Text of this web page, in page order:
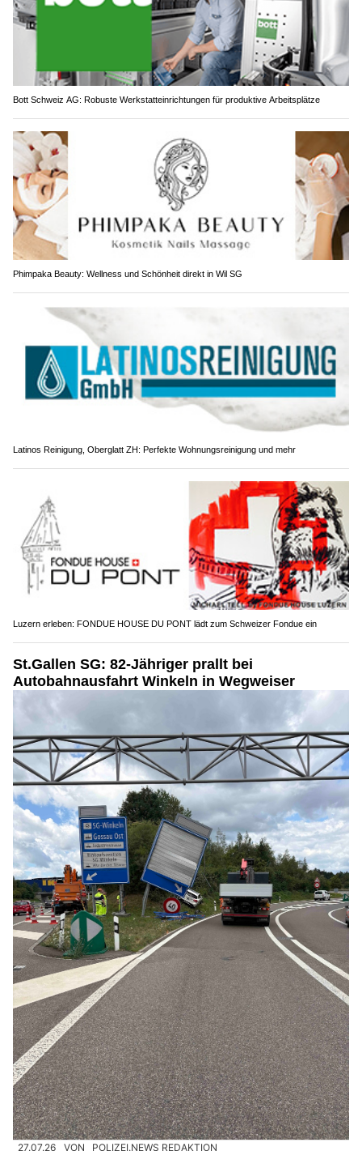
Bott Schweiz AG: Robuste Werkstatteinrichtungen für produktive Arbeitsplätze
Phimpaka Beauty: Wellness und Schönheit direkt in Wil SG
Latinos Reinigung, Oberglatt ZH: Perfekte Wohnungsreinigung und mehr
Luzern erleben: FONDUE HOUSE DU PONT lädt zum Schweizer Fondue ein
St.Gallen SG: 82-Jähriger prallt bei
Autobahnausfahrt Winkeln in Wegweiser
27.07.26 VON POLIZEI.NEWS REDAKTION